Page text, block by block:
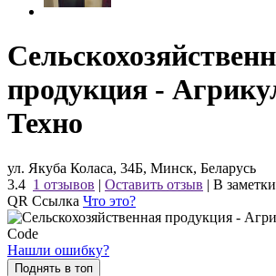
продукция -
Техно
ул. Якуба Коласа, 34Б, Минск, Беларусь
3.4 1 отзывов | Оставить отзыв | В заметки
QR Ссылка Что это?
Нашли ошибку?
Поднять в топ